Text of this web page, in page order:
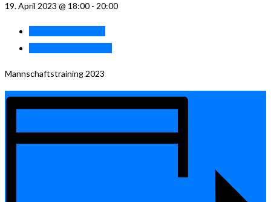
19. April 2023 @ 18:00 - 20:00
Mannschaftstraining 2023